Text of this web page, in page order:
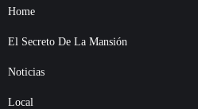
Home
El Secreto De La Mansión
Noticias
Local